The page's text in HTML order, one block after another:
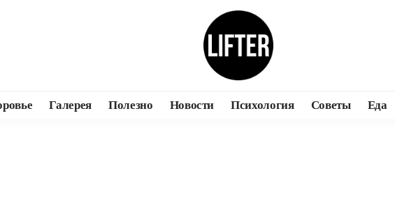
Галерея Полезно Новости Психология Советы Еда